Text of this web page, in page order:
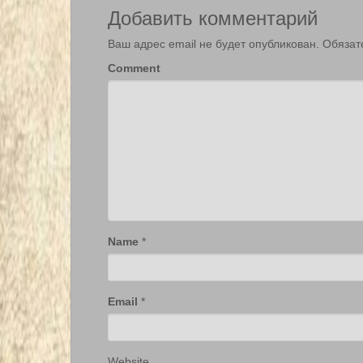
Добавить комментарий
Ваш адрес email не будет опубликован.
Comment
Name *
Email *